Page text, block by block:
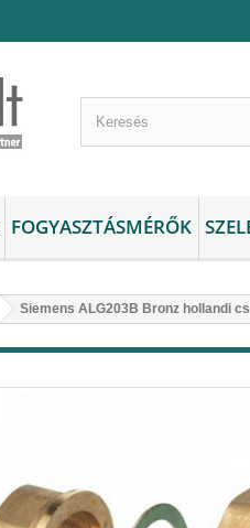
FOGYASZTÁSMÉRŐK
Siemens ALG203B Bronz hollandi